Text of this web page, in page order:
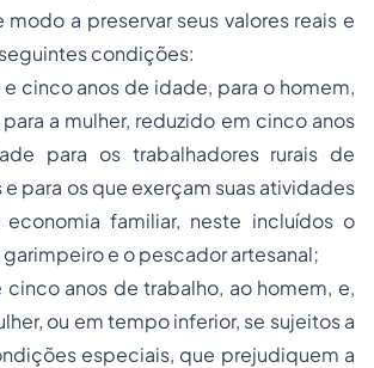
a preservar seus valores reais e
condições:
e cinco anos de idade, para o homem,
a mulher, reduzido em cinco anos
para os trabalhadores rurais de
e para os que exerçam suas atividades
familiar, neste incluídos o
e o pescador artesanal;
cinco anos de trabalho, ao homem, e,
ou em tempo inferior, se sujeitos a
especiais, que prejudiquem a